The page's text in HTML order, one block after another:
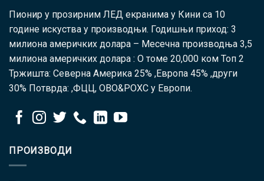
Пионир у прозирним ЛЕД екранима у Кини са 10
године искуства у производњи. Годишњи приход: 3
милиона америчких долара – Месечна производња 3,5
милиона америчких долара : О томе 20,000 ком Топ 2
Тржишта: Северна Америка 25% ,Европа 45% ,други
30% Потврда: ,ФЦЦ, ОВО&РОХС у Европи.
ПРОИЗВОДИ